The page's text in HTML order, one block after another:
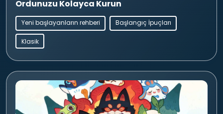
Ordunuzu Kolayca Kurun
Yeni başlayanların rehberi Başlangıç İpuçları
Klasik